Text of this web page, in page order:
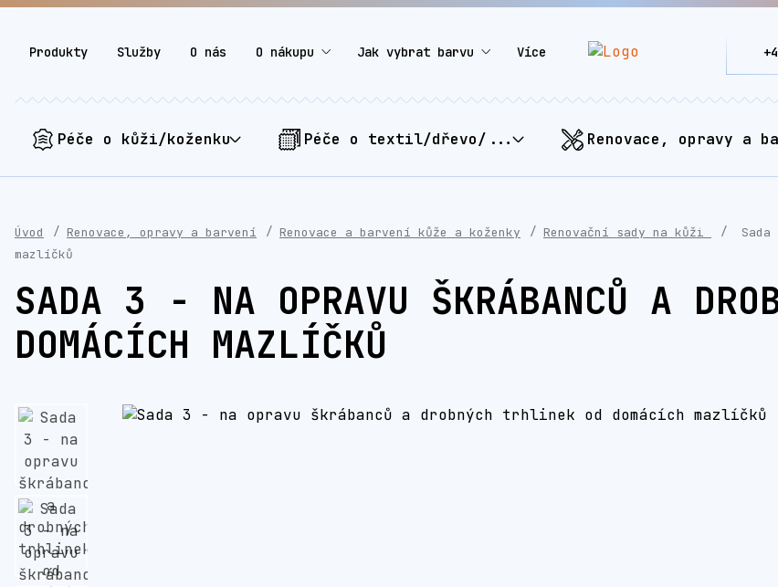
Produkty Služby O nás O nákupu Jak vybrat barvu Více
Péče o kůži/koženku Péče o textil/dřevo/... Renovace, opravy a
Úvod Renovace, opravy a barvení Renovace a barvení kůže a koženky Renovační sady na kůži
mazlíčků
SADA 3 - NA OPRAVU ŠKRÁBANCŮ A
DOMÁCÍCH MAZLÍČKŮ